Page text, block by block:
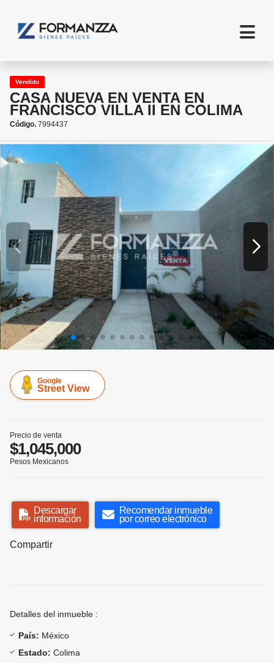
Vendido
CASA NUEVA EN VENTA EN
FRANCISCO VILLA II EN COLIMA
Código. 7994437
Google
Street View
Precio de venta
$1,045,000
Pesos Mexicanos
Descargar
información
Recomendar inmueble
por correo electrónico
Compartir
Detalles del inmueble :
País: México
Estado: Colima